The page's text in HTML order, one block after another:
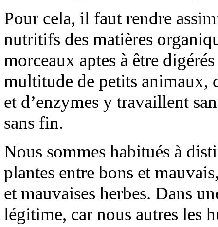
Pour cela, il faut rendre
nutritifs des matières
morceaux aptes à être
multitude de petits animaux,
et d’enzymes y travaillent
sans fin.
Nous sommes habitués à
plantes entre bons et
et mauvaises herbes. Dans
légitime, car nous autres les